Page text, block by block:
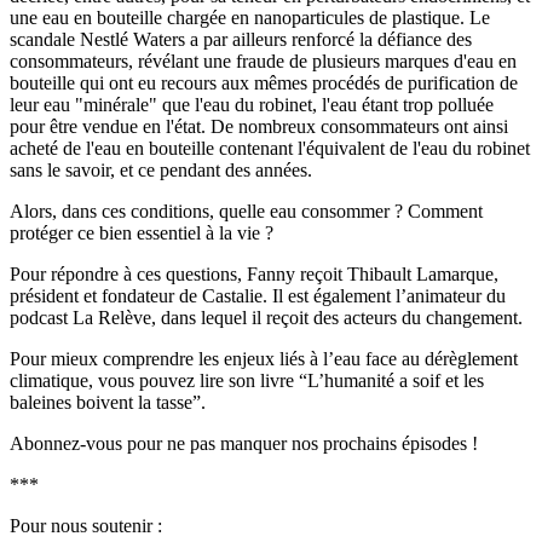
une eau en bouteille chargée en nanoparticules de plastique. Le
scandale Nestlé Waters a par ailleurs renforcé la défiance des
consommateurs, révélant une fraude de plusieurs marques d'eau en
bouteille qui ont eu recours aux mêmes procédés de purification de
leur eau "minérale" que l'eau du robinet, l'eau étant trop polluée
pour être vendue en l'état. De nombreux consommateurs ont ainsi
acheté de l'eau en bouteille contenant l'équivalent de l'eau du robinet
sans le savoir, et ce pendant des années.
Alors, dans ces conditions, quelle eau consommer ? Comment
protéger ce bien essentiel à la vie ?
Pour répondre à ces questions, Fanny reçoit Thibault Lamarque,
président et fondateur de Castalie. Il est également l’animateur du
podcast La Relève, dans lequel il reçoit des acteurs du changement.
Pour mieux comprendre les enjeux liés à l’eau face au dérèglement
climatique, vous pouvez lire son livre “L’humanité a soif et les
baleines boivent la tasse”.
Abonnez-vous pour ne pas manquer nos prochains épisodes !
***
Pour nous soutenir :